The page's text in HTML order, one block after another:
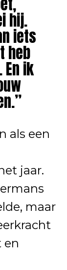
hij.
iets
heb
ik
als een
jaar.
maar
en